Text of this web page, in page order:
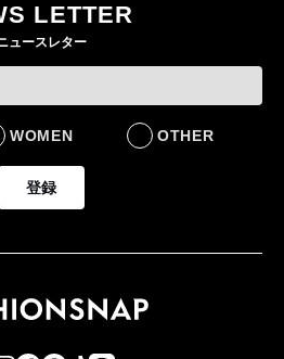
長 「のんびりした
先はない」“前進”す
BUSINESS
LETTER
ュースレター
WOMEN OTHER
登録